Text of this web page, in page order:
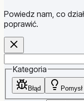
Powiedz nam, co
poprawić.
Kategoria
Błąd Pomysł